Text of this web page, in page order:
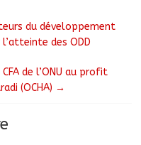
du développement
des ODD
de l’ONU au profit
(OCHA) →